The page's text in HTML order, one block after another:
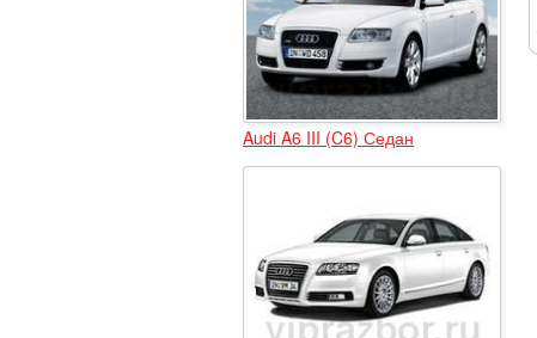
Audi A6 III (C6) Седан